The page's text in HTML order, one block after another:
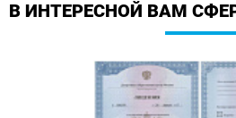
В ИНТЕРЕСНОЙ ВАМ